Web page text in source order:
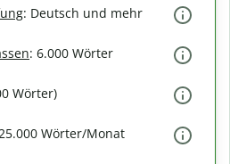
: Deutsch und mehr
: 6.000 Wörter
Wörter)
Wörter/Monat